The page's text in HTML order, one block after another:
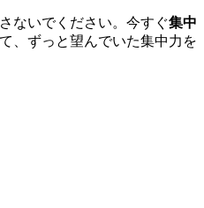
ないでください。今すぐ集中
、ずっと望んでいた集中力を